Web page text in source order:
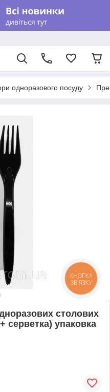
одноразового посуду
столових
серветка) упаковка
КНОПКА
ЗВ'ЯЗКУ